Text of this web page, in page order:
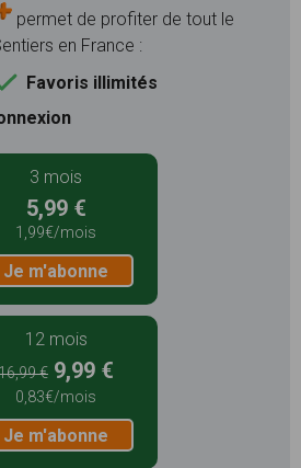
permet de profiter de tout le
en France :
Favoris illimités
3 mois
5,99 €
1,99€/mois
Je m'abonne
12 mois
€ 9,99 €
0,83€/mois
Je m'abonne